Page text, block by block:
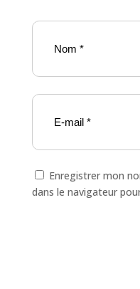
Enregistrer mon
dans le navigateur